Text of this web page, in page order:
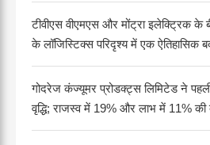
टीवीएस वीएमएस और मोंट्रा इलेक्ट्रिक के
के लॉजिस्टिक्स परिदृश्य में एक ऐतिहासिक
गोदरेज कंज्यूमर प्रोडक्ट्स लिमिटेड ने
वृद्धि; राजस्व में 19% और लाभ में 11% की